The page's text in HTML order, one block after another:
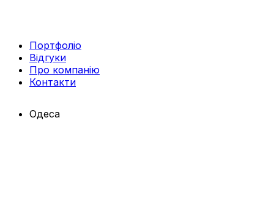
Портфоліо
Відгуки
Про компанію
Контакти
Одеса